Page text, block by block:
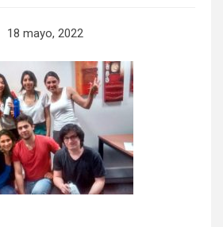
18 mayo, 2022